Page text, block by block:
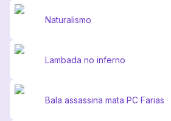
Naturalismo
Lambada no inferno
Bala assassina mata PC Farias